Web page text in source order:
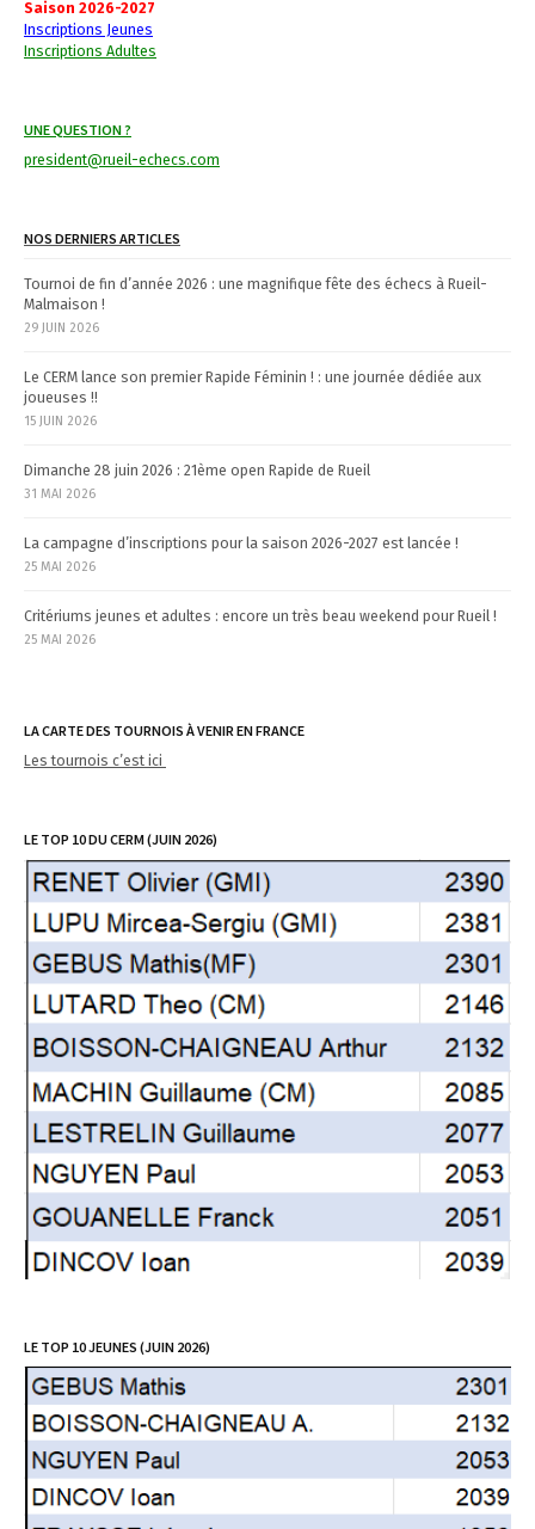
a
i
g
t
i
o
n
Saison 2026-2027
Inscriptions Jeunes
Inscriptions Adultes
UNE QUESTION ?
president@rueil-echecs.com
NOS DERNIERS ARTICLES
Tournoi de fin d’année 2026 : une magnifique fête des échecs à Rueil-
Malmaison !
29 JUIN 2026
Le CERM lance son premier Rapide Féminin ! : une journée dédiée aux
joueuses !!
15 JUIN 2026
Dimanche 28 juin 2026 : 21ème open Rapide de Rueil
31 MAI 2026
La campagne d’inscriptions pour la saison 2026-2027 est lancée !
25 MAI 2026
Critériums jeunes et adultes : encore un très beau weekend pour Rueil !
25 MAI 2026
LA CARTE DES TOURNOIS À VENIR EN FRANCE
Les tournois c’est ici
LE TOP 10 DU CERM (JUIN 2026)
LE TOP 10 JEUNES (JUIN 2026)